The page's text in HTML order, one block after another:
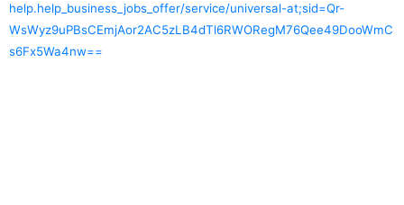
help.help_business_jobs_offer/service/universal-at;sid=Qr-
WsWyz9uPBsCEmjAor2AC5zLB4dTl6RWORegM76Qee49DooWmC
s6Fx5Wa4nw==